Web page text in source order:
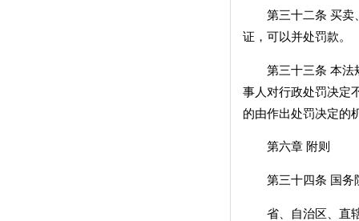
第三十二条 买卖、
证，可以并处罚款。
第三十三条 本法规
事人对行政处罚决定
的由作出处罚决定的
第六章 附则
第三十四条 国务院
省、自治区、直辖